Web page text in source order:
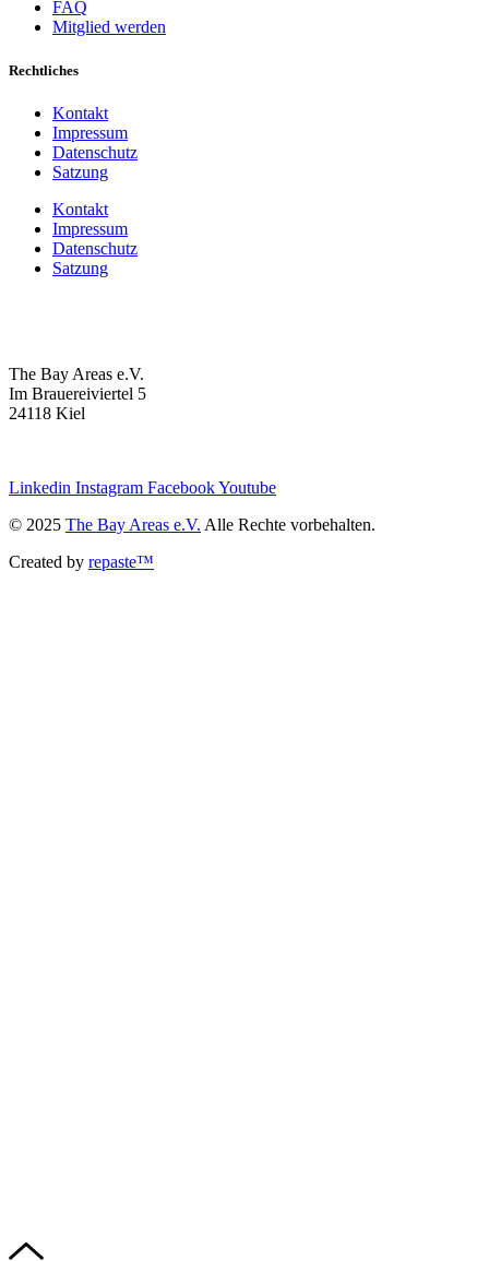
FAQ
Mitglied werden
Rechtliches
Kontakt
Impressum
Datenschutz
Satzung
Kontakt
Impressum
Datenschutz
Satzung
The Bay Areas e.V.
Im Brauereiviertel 5
24118 Kiel
Linkedin Instagram FacebookYoutube
© 2025 The Bay Areas e.V. Alle Rechte vorbehalten.
Created by repaste™